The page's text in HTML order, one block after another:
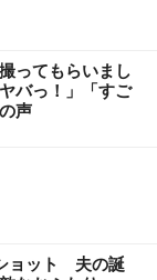
ってもらいまし
バっ！」「すご
声
ョット 夫の誕